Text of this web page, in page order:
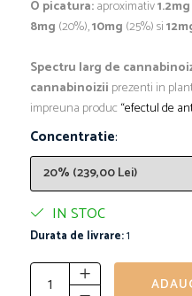
O picatura:aproximativ1.2mg
8mg (20%),10mg (25%) si
Spectru larg de
cannabinoizii prezenti in
impreuna produc “efectul de
Concentratie:
IN STOC
Durata de livrare:1